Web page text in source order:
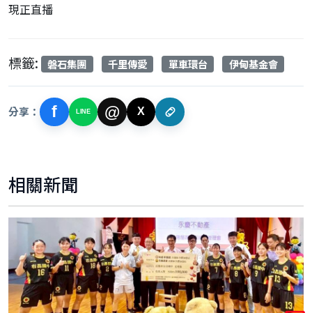
現正直播
標籤: 磐石集團 千里傳愛 單車環台 伊甸基金會
分享： f LINE @ X
相關新聞